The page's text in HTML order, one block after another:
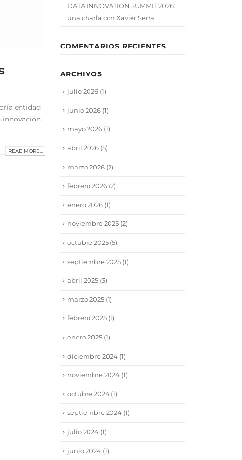
entidad
innovación
READ MORE...
DATA INNOVATION SUMMIT 2026:
una charla con Xavier Serra
COMENTARIOS RECIENTES
ARCHIVOS
julio 2026 (1)
junio 2026 (1)
mayo 2026 (1)
abril 2026 (5)
marzo 2026 (2)
febrero 2026 (2)
enero 2026 (1)
noviembre 2025 (2)
octubre 2025 (5)
septiembre 2025 (1)
abril 2025 (3)
marzo 2025 (1)
febrero 2025 (1)
enero 2025 (1)
diciembre 2024 (1)
noviembre 2024 (1)
octubre 2024 (1)
septiembre 2024 (1)
julio 2024 (1)
junio 2024 (1)